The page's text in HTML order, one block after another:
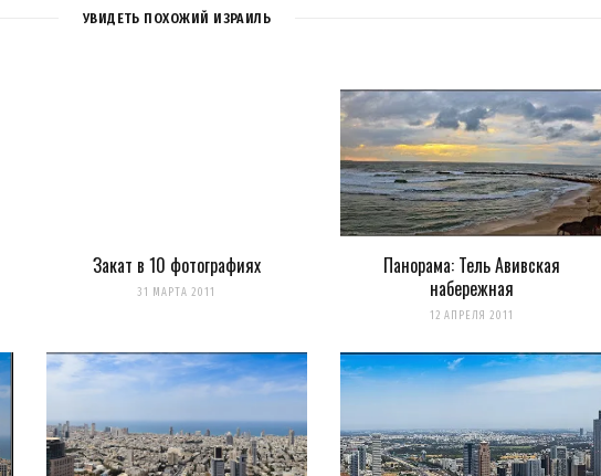
в этом браузере для последующих моих комментариев.
о новых комментариях. А можно простоподписаться на комментарии
УВИДЕТЬ ПОХОЖИЙ ИЗРАИЛЬ
Закат в 10 фотографиях
31 МАРТА 2011
Панорама: Тель Авивская
набережная
12 АПРЕЛЯ 2011